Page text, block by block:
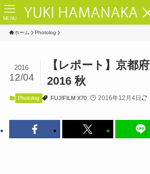
MENU
ホーム Photolog
【レポート】京都
2016 秋
2016
12/04
Photolog FUJIFILM X70 2016年12月4日